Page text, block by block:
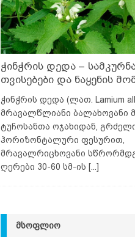
ჭინჭრის დედა –
თვისებები და ნაყენის
ჭინჭრის დედა (ლათ. Lamium
მრავალწლიანი ბალახოვანი
ტუჩოსანთა ოჯახიდან,
ჰორიზონტალური ფესურით,
მრავალრიცხოვანი
ღერები 30-60 სმ-ის [...]
ᲛᲡᲝᲤᲚᲘᲝ